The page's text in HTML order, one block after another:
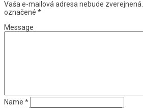
Vaša e-mailová adresa nebude zverejnená.
označené *
Message
Name *